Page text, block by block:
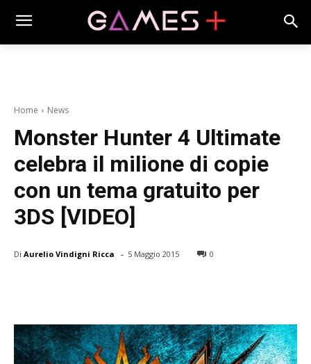
Home News
Monster Hunter 4 Ultimate
celebra il milione di copie
con un tema gratuito per
3DS [VIDEO]
Di Aurelio Vindigni Ricca - 5 Maggio 2015 0